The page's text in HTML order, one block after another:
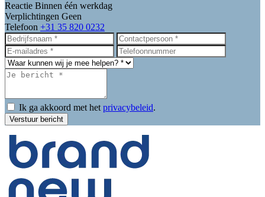
Reactie Binnen één werkdag
Verplichtingen Geen
Telefoon +31 35 820 0232
Ik ga akkoord met het privacybeleid.
Verstuur bericht